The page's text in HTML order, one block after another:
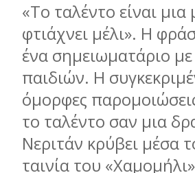
«Το ταλέντο είναι
φτιάχνει μέλι». Η
ένα σημειωματάριο
παιδιών. Η
όμορφες
το ταλέντο σαν μια
Νεριτάν κρύβει μέσα
ταινία του